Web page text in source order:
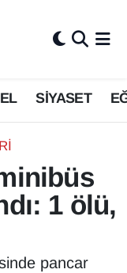
SİYASET
1 ölü,
pancar